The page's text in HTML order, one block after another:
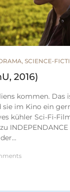
, SCIENCE-
2016)
kommen. Das
im Kino ein
kühler Sci-Fi-
INDEPENDANCE
der…